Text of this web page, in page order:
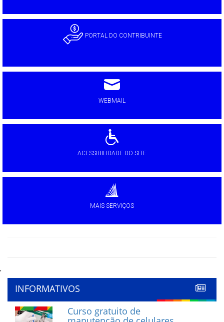
PORTAL DO CONTRIBUINTE
WEBMAIL
ACESSIBILIDADE DO SITE
MAIS SERVIÇOS
'
INFORMATIVOS
Curso gratuito de